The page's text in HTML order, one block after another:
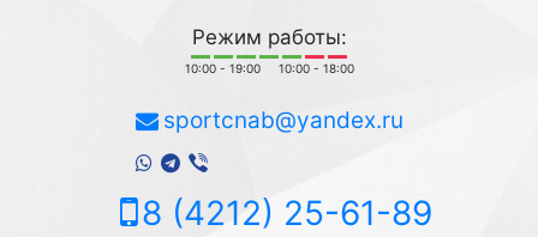
Режим работы:
10:00 - 19:00 10:00 - 18:00
sportcnab@yandex.ru
8 (4212) 25-61-89